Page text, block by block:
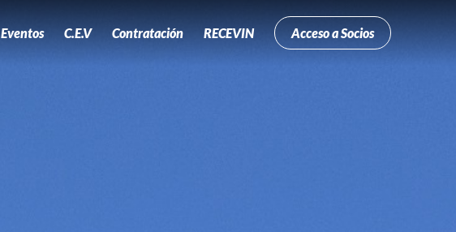
Eventos C.E.V Contratación RECEVIN Acceso a Socios